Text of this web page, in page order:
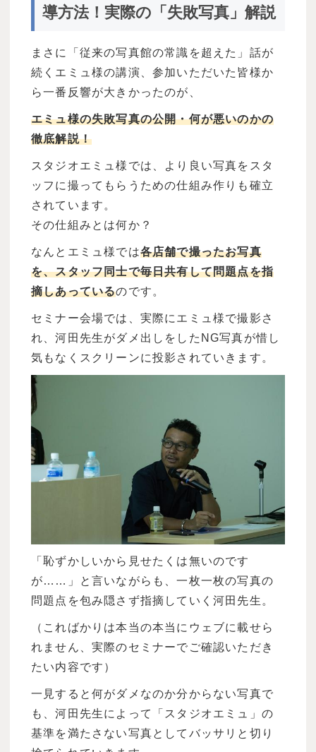
導方法！実際の「失敗写真」解説
まさに「従来の写真館の常識を超えた」話が
続くエミュ様の講演、参加いただいた皆様か
ら一番反響が大きかったのが、
エミュ様の失敗写真の公開・何が悪いのかの
徹底解説！
スタジオエミュ様では、より良い写真をスタ
ッフに撮ってもらうための仕組み作りも確立
されています。
その仕組みとは何か？
なんとエミュ様では各店舗で撮ったお写真
を、スタッフ同士で毎日共有して問題点を指
摘しあっているのです。
セミナー会場では、実際にエミュ様で撮影さ
れ、河田先生がダメ出しをしたNG写真が惜し
気もなくスクリーンに投影されていきます。
「恥ずかしいから見せたくは無いのです
が……」と言いながらも、一枚一枚の写真の
問題点を包み隠さず指摘していく河田先生。
（こればかりは本当の本当にウェブに載せら
れません、実際のセミナーでご確認いただき
たい内容です）
一見すると何がダメなのか分からない写真で
も、河田先生によって「スタジオエミュ」の
基準を満たさない写真としてバッサリと切り